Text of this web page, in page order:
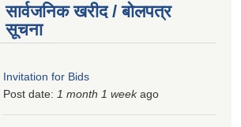
सार्वजनिक खरीद / बोलपत्र
सूचना
Invitation for Bids
Post date: 1 month 1 weekago